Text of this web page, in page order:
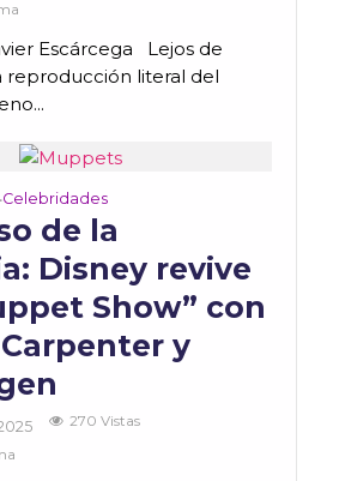
Escárcega Lejos de
reproducción literal del
•Celebridades
de la
Disney revive
Show” con
y
270 Vistas